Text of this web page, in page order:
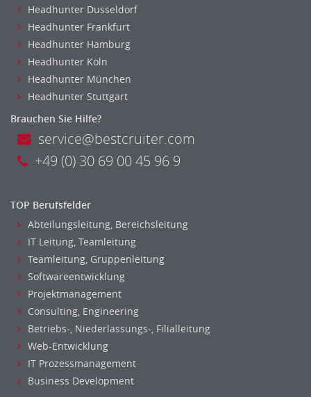
Treasury
Wirtschaftsprüfung
Arbeitssicherheit
Montage
Beauty, Wellness
Elektrik, Sanitär, Heizung, Klima
Fertigung, Produktion
Holzhandwerk
Maler, Lackierer
Mechaniker
Metallhandwerk
Nahrungsmittelherstellung, -verarbeitung
Raumgestaltung
Reiseverkehr, Touristik
Automatisierungstechnik
Bauwesen
Elektrotechnik, Elektronik
Headhunter Dusseldorf
Headhunter Frankfurt
Headhunter Hamburg
Headhunter Koln
Headhunter München
Headhunter Stuttgart
Brauchen Sie Hilfe?
service@bestcruiter.com
+49 (0) 30 69 00 45 96 9
TOP Berufsfelder
Abteilungsleitung, Bereichsleitung
IT Leitung, Teamleitung
Teamleitung, Gruppenleitung
Softwareentwicklung
Projektmanagement
Consulting, Engineering
Betriebs-, Niederlassungs-, Filialleitung
Web-Entwicklung
IT Prozessmanagement
Business Development